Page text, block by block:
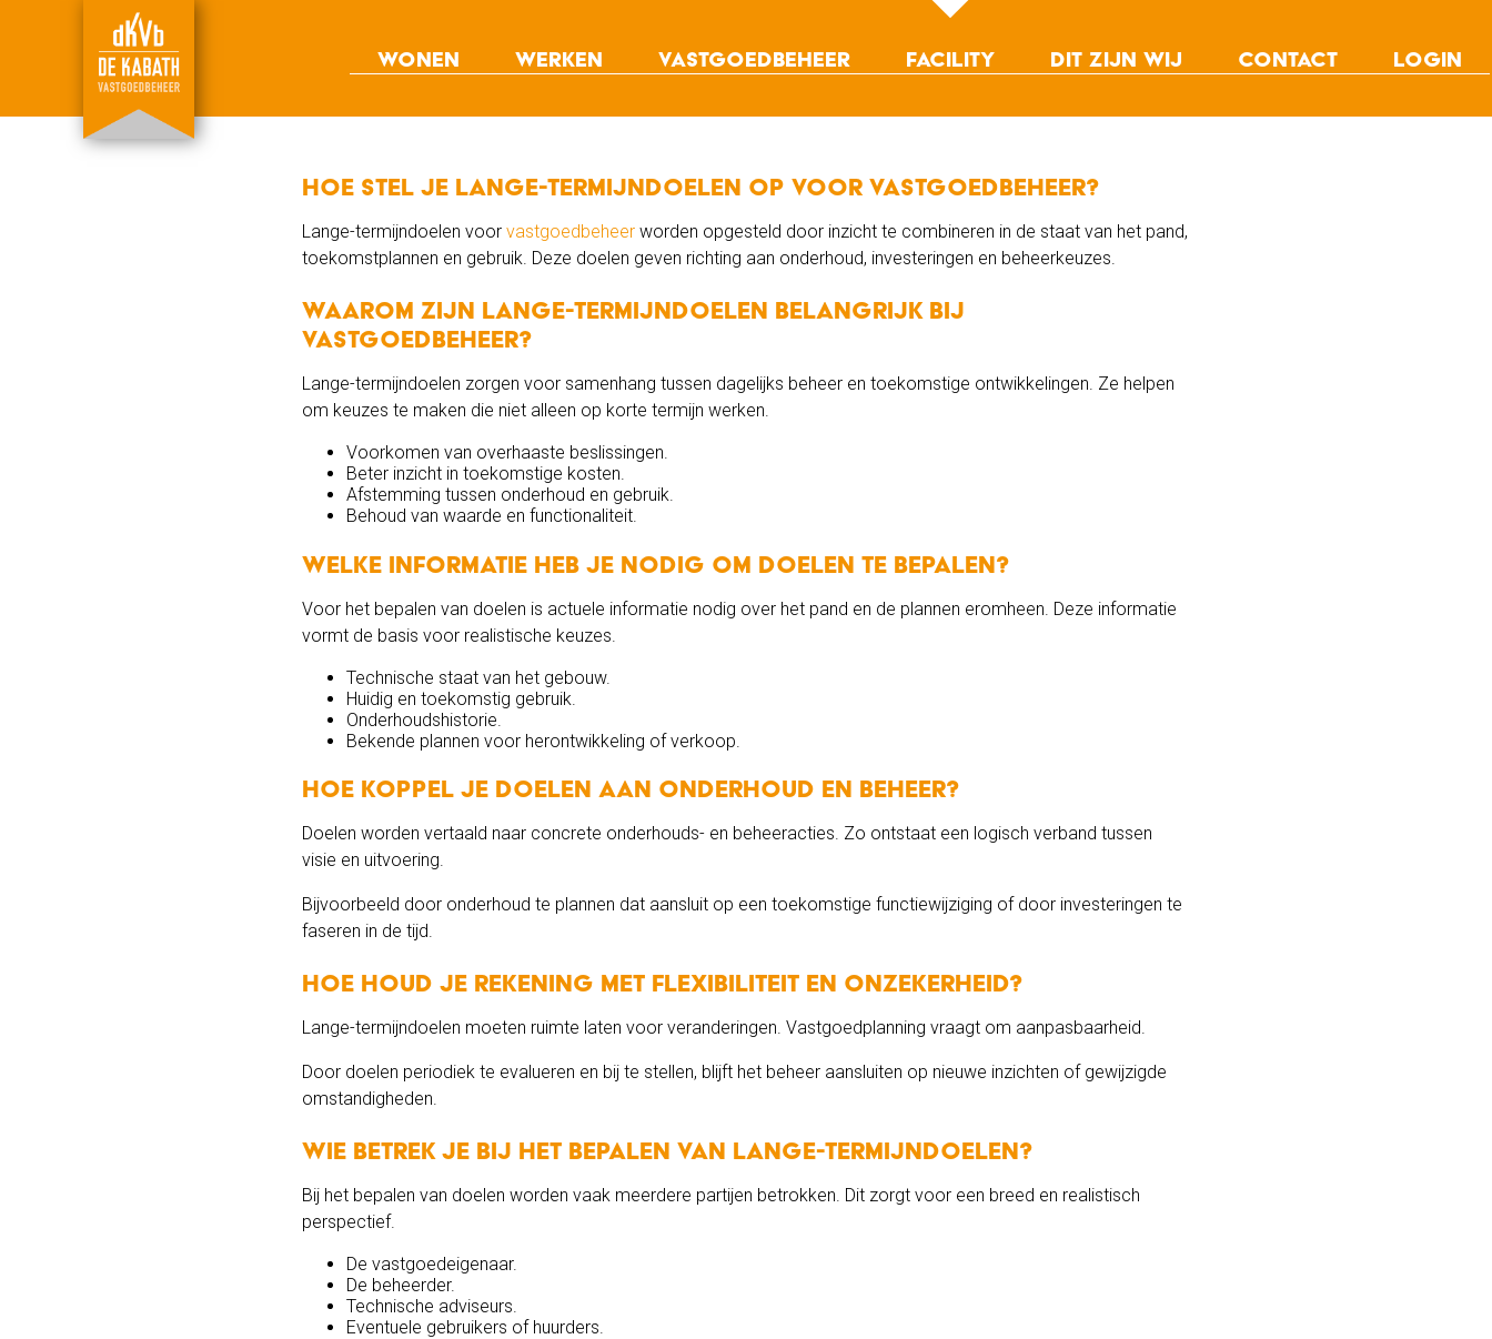
Wonen Werken Vastgoedbeheer
Asset management
Facility
Mandare
Dit zijn wij Contact Login
Hoe stel je lange-termijndoelen op voor vastgoedbeheer?
Lange-termijndoelen voor vastgoedbeheer worden opgesteld door inzicht te combineren in de staat van het pand,
toekomstplannen en gebruik. Deze doelen geven richting aan onderhoud, investeringen en beheerkeuzes.
Waarom zijn lange-termijndoelen belangrijk bij
vastgoedbeheer?
Lange-termijndoelen zorgen voor samenhang tussen dagelijks beheer en toekomstige ontwikkelingen. Ze helpen
om keuzes te maken die niet alleen op korte termijn werken.
Voorkomen van overhaaste beslissingen.
Beter inzicht in toekomstige kosten.
Afstemming tussen onderhoud en gebruik.
Behoud van waarde en functionaliteit.
Welke informatie heb je nodig om doelen te bepalen?
Voor het bepalen van doelen is actuele informatie nodig over het pand en de plannen eromheen. Deze informatie
vormt de basis voor realistische keuzes.
Technische staat van het gebouw.
Huidig en toekomstig gebruik.
Onderhoudshistorie.
Bekende plannen voor herontwikkeling of verkoop.
Hoe koppel je doelen aan onderhoud en beheer?
Doelen worden vertaald naar concrete onderhouds- en beheeracties. Zo ontstaat een logisch verband tussen
visie en uitvoering.
Bijvoorbeeld door onderhoud te plannen dat aansluit op een toekomstige functiewijziging of door investeringen te
faseren in de tijd.
Hoe houd je rekening met flexibiliteit en onzekerheid?
Lange-termijndoelen moeten ruimte laten voor veranderingen. Vastgoedplanning vraagt om aanpasbaarheid.
Door doelen periodiek te evalueren en bij te stellen, blijft het beheer aansluiten op nieuwe inzichten of gewijzigde
omstandigheden.
Wie betrek je bij het bepalen van lange-termijndoelen?
Bij het bepalen van doelen worden vaak meerdere partijen betrokken. Dit zorgt voor een breed en realistisch
perspectief.
De vastgoedeigenaar.
De beheerder.
Technische adviseurs.
Eventuele gebruikers of huurders.